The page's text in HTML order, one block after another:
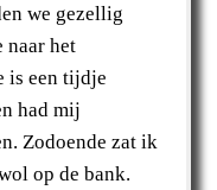
we gezellig
naar het
is een tijdje
had mij
Zodoende zat ik
op de bank.